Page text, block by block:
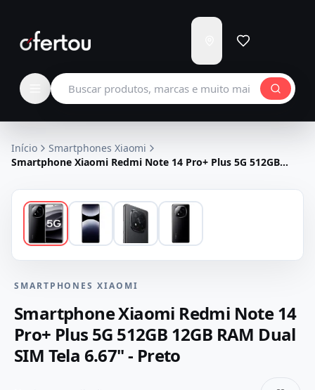
para
Carregando...
Buscar produtos
Início
Smartphones Xiaomi
Smartphone Xiaomi Redmi Note 14 Pro+ Plus 5G 512GB
SMARTPHONES XIAOMI
Smartphone Xiaomi Redmi Note 14
Pro+ Plus 5G 512GB 12GB RAM Dual
SIM Tela 6.67" - Preto